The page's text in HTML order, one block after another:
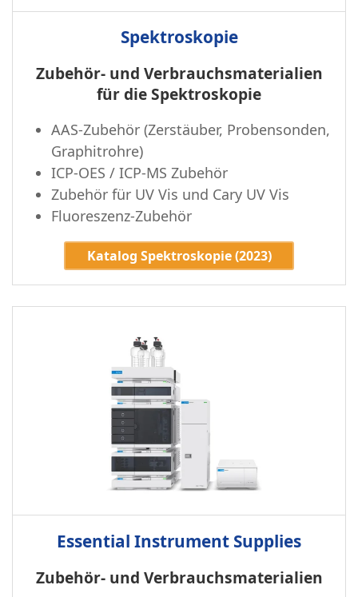
Spektroskopie
Zubehör- und Verbrauchsmaterialien
für die Spektroskopie
AAS-Zubehör (Zerstäuber, Probensonden,
Graphitrohre)
ICP-OES / ICP-MS Zubehör
Zubehör für UV Vis und Cary UV Vis
Fluoreszenz-Zubehör
Katalog Spektroskopie (2023)
Essential Instrument Supplies
Zubehör- und Verbrauchsmaterialien